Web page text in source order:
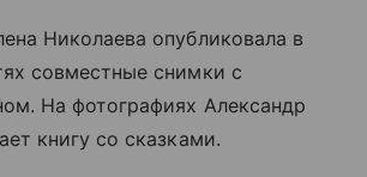
Николаева опубликовала в
совместные снимки с
На фотографиях Александр
книгу со сказками.